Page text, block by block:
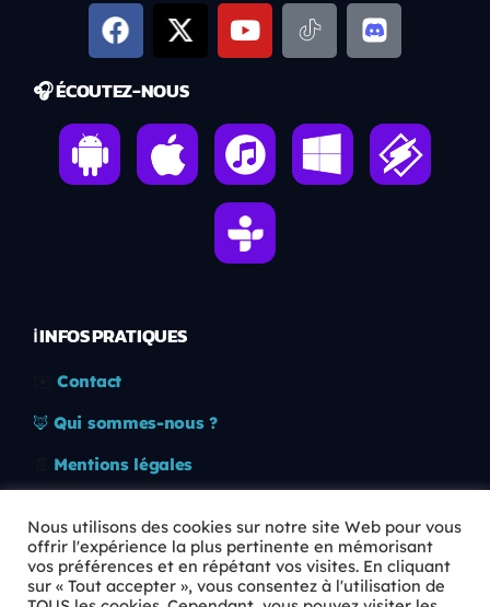
🎧 ÉCOUTEZ-NOUS
ℹ️ INFOS PRATIQUES
Contact
🦊 Qui sommes-nous ?
Mentions légales
🛡️ RGPD
Copyright © 2026 Animkids. Tous droits réservés.
Nous utilisons des cookies sur notre site Web pour vous
offrir l'expérience la plus pertinente en mémorisant
vos préférences et en répétant vos visites. En cliquant
sur « Tout accepter », vous consentez à l'utilisation de